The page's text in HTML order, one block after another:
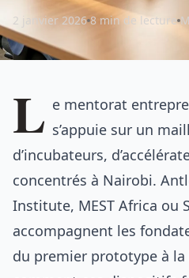
2 janvier 2026 8 min de lecture
L e mentorat
s’appuie sur un
d’incubateurs,
concentrés à Nairobi.
Institute, MEST Africa ou
accompagnent les
du premier prototype à la